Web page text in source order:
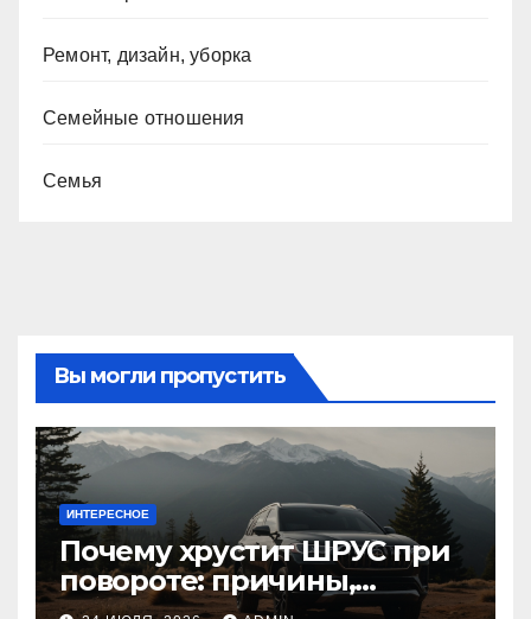
Ремонт, дизайн, уборка
Семейные отношения
Семья
Вы могли пропустить
ИНТЕРЕСНОЕ
Почему хрустит ШРУС при
повороте: причины,
диагностика